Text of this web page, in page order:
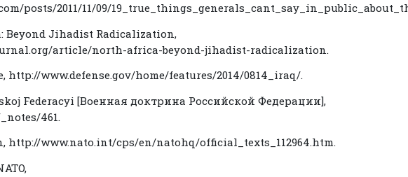
posts/2011/11/09/
Beyond Jihadist Radicalization,
article/north-africa-beyond-jihadist-radicalization.
http://www.defense.gov/home/features/2014/0814_iraq/.
Federacyi [Военная доктрина Российской Федерации],
461.
http://www.nato.int/cps/en/natohq/official_texts_112964.htm.